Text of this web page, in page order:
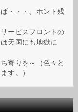
・・・、ホント残
ービスフロントの
天国にも地獄に
寄りを～（色々と
す。）